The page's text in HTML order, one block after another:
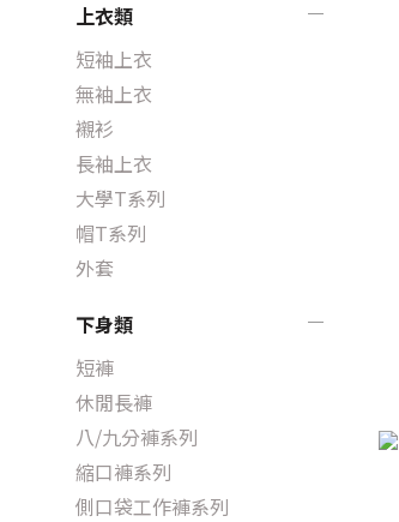
上衣類
短袖上衣
無袖上衣
襯衫
長袖上衣
大學T系列
帽T系列
外套
下身類
短褲
休閒長褲
八/九分褲系列
縮口褲系列
側口袋工作褲系列